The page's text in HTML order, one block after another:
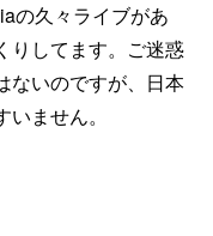
の久々ライブがあ
りしてます。ご迷惑
ないのですが、日本
ません。